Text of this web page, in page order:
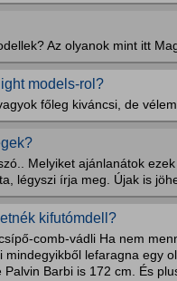
Az olyanok mint itt
models-rol?
főleg kiváncsi, de
Melyiket ajánlanátok
légyszi írja meg. Újak is
kifutómdell?
comb-vádli Ha nem
lefaragna egy
Barbi is 172 cm. És